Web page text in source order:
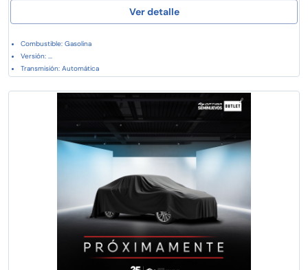
Ver detalle
Combustible: Gasolina
Versión: ...
Transmisión: Automática